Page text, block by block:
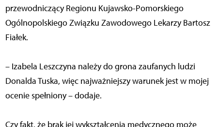
przewodniczący Regionu Kujawsko-Pomorskiego
Ogólnopolskiego Związku Zawodowego Lekarzy Bartosz
Fiałek.
– Izabela Leszczyna należy do grona zaufanych ludzi
Donalda Tuska, więc najważniejszy warunek jest w mojej
ocenie spełniony – dodaje.
Czy fakt, że brak jej wykształcenia medycznego może